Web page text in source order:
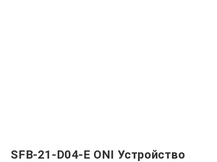
SFB-21-D04-E ONI Устройство